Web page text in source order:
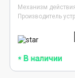
Механизм
Производитель